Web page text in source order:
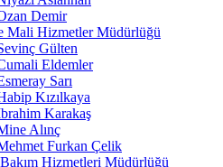
Demir
Mali Hizmetler Müdürlüğü
Gülten
Eldemler
Sarı
Kızılkaya
Karakaş
Alınç
Furkan Çelik
Bakım Hizmetleri Müdürlüğü